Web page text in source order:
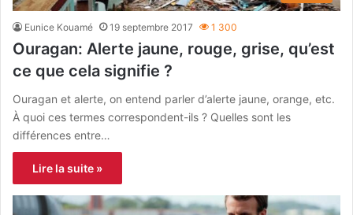
Eunice Kouamé 19 septembre 2017 1 300
Ouragan: Alerte jaune, rouge, grise, qu’est
ce que cela signifie ?
Ouragan et alerte, on entend parler d’alerte jaune, orange, etc.
À quoi ces termes correspondent-ils ? Quelles sont les
différences entre…
Lire la suite »